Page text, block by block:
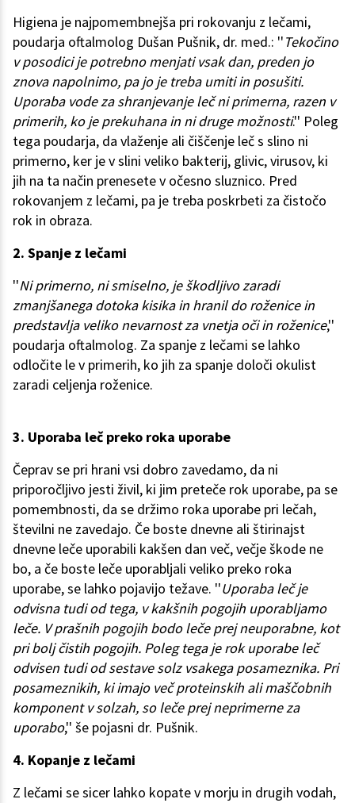
Higiena je najpomembnejša pri rokovanju z lečami,
poudarja oftalmolog Dušan Pušnik, dr. med.: ''Tekočino
v posodici je potrebno menjati vsak dan, preden jo
znova napolnimo, pa jo je treba umiti in posušiti.
Uporaba vode za shranjevanje leč ni primerna, razen v
primerih, ko je prekuhana in ni druge možnosti.'' Poleg
tega poudarja, da vlaženje ali čiščenje leč s slino ni
primerno, ker je v slini veliko bakterij, glivic, virusov, ki
jih na ta način prenesete v očesno sluznico. Pred
rokovanjem z lečami, pa je treba poskrbeti za čistočo
rok in obraza.
2. Spanje z lečami
''Ni primerno, ni smiselno, je škodljivo zaradi
zmanjšanega dotoka kisika in hranil do roženice in
predstavlja veliko nevarnost za vnetja oči in roženice,''
poudarja oftalmolog. Za spanje z lečami se lahko
odločite le v primerih, ko jih za spanje določi okulist
zaradi celjenja roženice.
3. Uporaba leč preko roka uporabe
Čeprav se pri hrani vsi dobro zavedamo, da ni
priporočljivo jesti živil, ki jim preteče rok uporabe, pa se
pomembnosti, da se držimo roka uporabe pri lečah,
številni ne zavedajo. Če boste dnevne ali štirinajst
dnevne leče uporabili kakšen dan več, večje škode ne
bo, a če boste leče uporabljali veliko preko roka
uporabe, se lahko pojavijo težave. ''Uporaba leč je
odvisna tudi od tega, v kakšnih pogojih uporabljamo
leče. V prašnih pogojih bodo leče prej neuporabne, kot
pri bolj čistih pogojih. Poleg tega je rok uporabe leč
odvisen tudi od sestave solz vsakega posameznika. Pri
posameznikih, ki imajo več proteinskih ali maščobnih
komponent v solzah, so leče prej neprimerne za
uporabo,'' še pojasni dr. Pušnik.
4. Kopanje z lečami
Z lečami se sicer lahko kopate v morju in drugih vodah,